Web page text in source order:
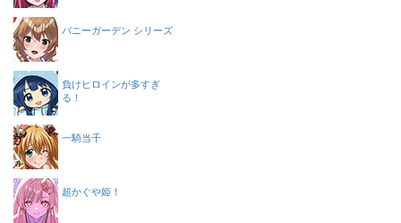
バニーガーデン シリーズ
負けヒロインが多すぎ
る！
一騎当千
超かぐや姫！